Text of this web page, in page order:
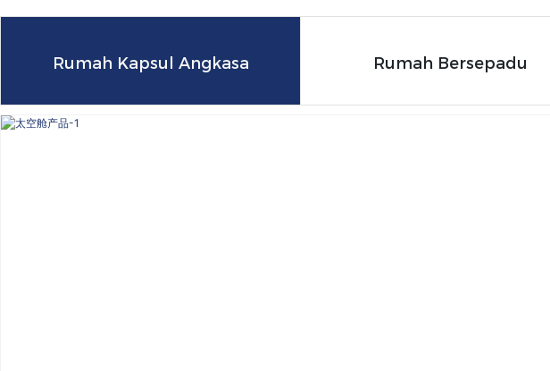
Rumah Kapsul Angkasa Rumah Bersepadu